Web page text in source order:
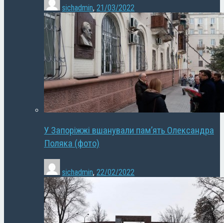
sichadmin, 21/03/2022
У Запоріжжі вшанували пам’ять Олександра
Поляка (фото)
sichadmin, 22/02/2022